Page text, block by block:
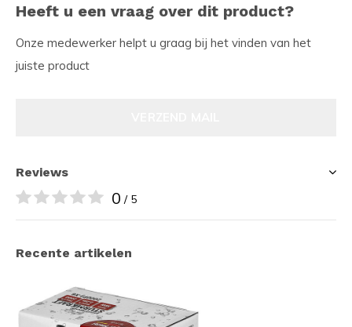
Heeft u een vraag over dit product?
Onze medewerker helpt u graag bij het vinden van het
juiste product
Reviews
0 / 5
Recente artikelen